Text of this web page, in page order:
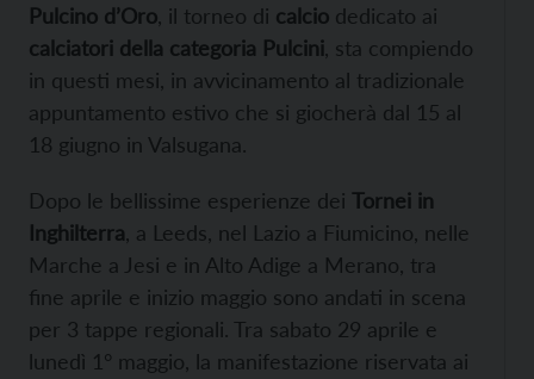
Pulcino d’Oro , il torneo di calcio dedicato ai
calciatori della categoria Pulcini , sta compiendo
in questi mesi, in avvicinamento al tradizionale
appuntamento estivo che si giocherà dal 15 al
18 giugno in Valsugana.
Dopo le bellissime esperienze dei Tornei in
Inghilterra , a Leeds, nel Lazio a Fiumicino, nelle
Marche a Jesi e in Alto Adige a Merano, tra
fine aprile e inizio maggio sono andati in scena
per 3 tappe regionali. Tra sabato 29 aprile e
lunedì 1° maggio, la manifestazione riservata ai